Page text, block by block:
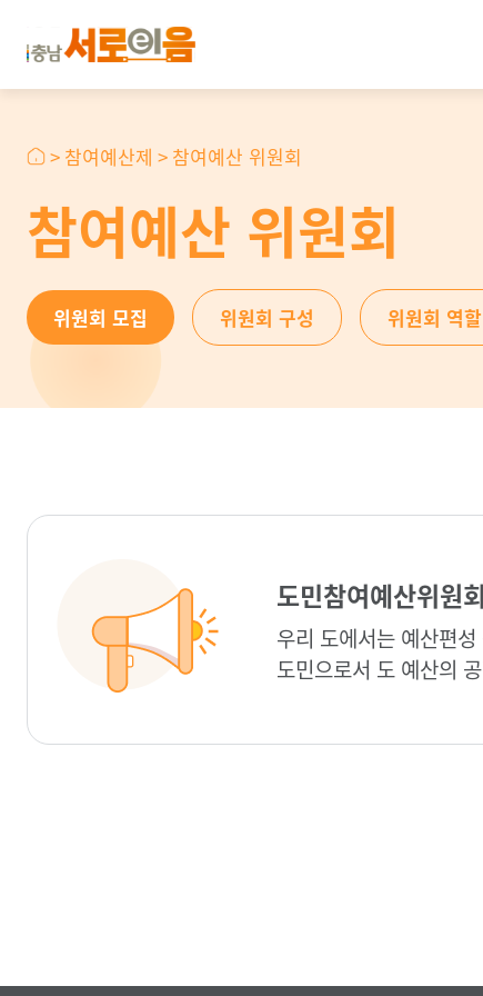
> 참여예산제 > 참여예산 위원회
참여예산 위원회
위원회 모집 위원회 구성 위원회 역할
도민참여예산위원
우리 도에서는 예산편
도민으로서 도 예산의